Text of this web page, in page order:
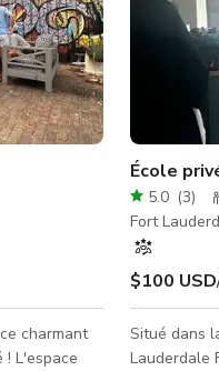
cherchez de
pour une
être mise à
meublée
stockage,
charmant
L'espace
École
5.0 (3)
Fort
$100 USD
Situé dans
Lauderdale